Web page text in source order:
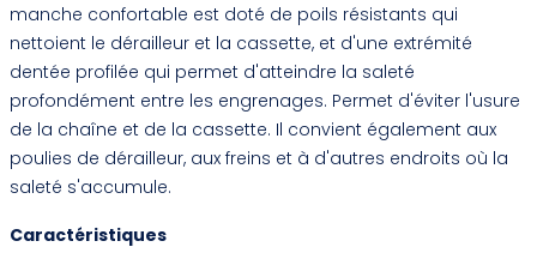
manche confortable est doté de poils résistants qui
nettoient le dérailleur et la cassette, et d'une extrémité
dentée profilée qui permet d'atteindre la saleté
profondément entre les engrenages. Permet d'éviter l'usure
de la chaîne et de la cassette. Il convient également aux
poulies de dérailleur, aux freins et à d'autres endroits où la
saleté s'accumule.
Caractéristiques